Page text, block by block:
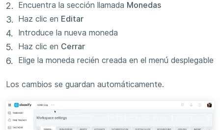
Encuentra la sección llamada Monedas
Haz clic en Editar
Introduce la nueva moneda
Haz clic en Cerrar
Elige la moneda recién creada en el menú desplegable
Los cambios se guardan automáticamente.